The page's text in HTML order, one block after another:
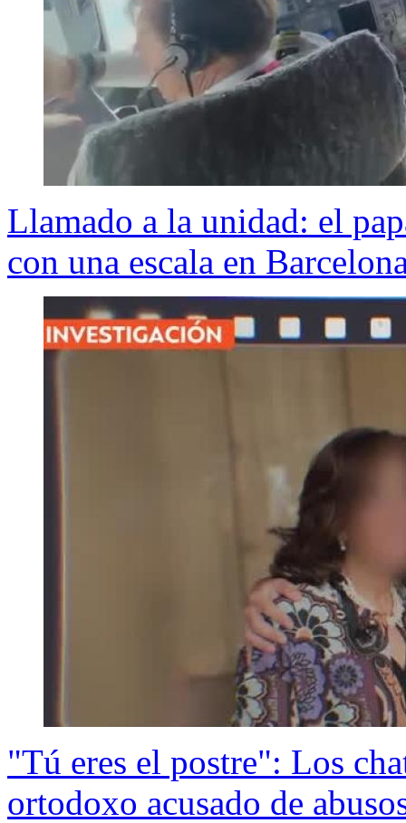
Llamado a la unidad: el
con una escala en
"Tú eres el postre": Los
ortodoxo acusado de